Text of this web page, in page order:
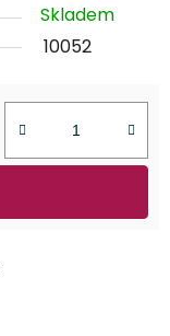
Skladem
10052